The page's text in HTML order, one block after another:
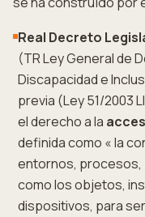
Real Decreto
(TR Ley General de
Discapacidad e
previa (Ley 51/2003
el derecho a la
definida como « la
entornos, procesos,
como los objetos,
dispositivos, para